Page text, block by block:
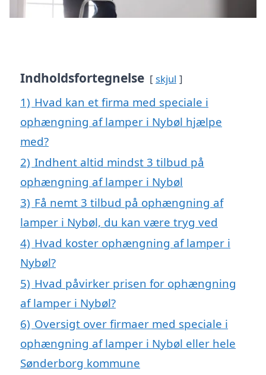
Indholdsfortegnelse skjul
1) Hvad kan et firma med speciale i
ophængning af lamper i Nybøl hjælpe
med?
2) Indhent altid mindst 3 tilbud på
ophængning af lamper i Nybøl
3) Få nemt 3 tilbud på ophængning af
lamper i Nybøl, du kan være tryg ved
4) Hvad koster ophængning af lamper i
Nybøl?
5) Hvad påvirker prisen for ophængning
af lamper i Nybøl?
6) Oversigt over firmaer med speciale i
ophængning af lamper i Nybøl eller hele
Sønderborg kommune